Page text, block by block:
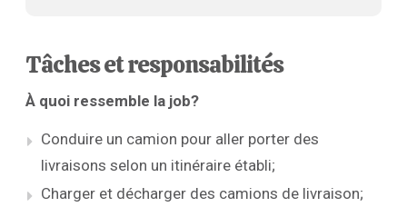
Tâches et responsabilités
À quoi ressemble la job?
Conduire un camion pour aller porter des
livraisons selon un itinéraire établi;
Charger et décharger des camions de livraison;